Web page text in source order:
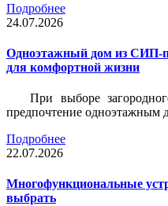
Подробнее
24.07.2026
Одноэтажный дом из СИП-
для комфортной жизни
При выборе
предпочтение одноэтажным
Подробнее
22.07.2026
Многофункциональные
выбрать